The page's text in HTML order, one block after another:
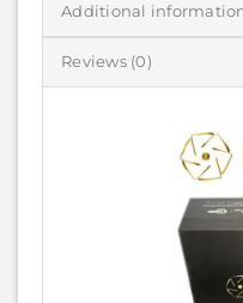
Additional
Reviews (0)